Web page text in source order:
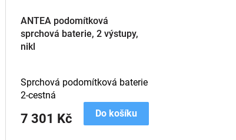
ANTEA podomítková
sprchová baterie, 2 výstupy,
nikl
7 301 Kč Do košíku
Sprchová podomítková baterie
2-cestná